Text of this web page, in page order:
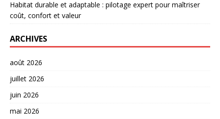
Habitat durable et adaptable : pilotage expert pour maîtriser
coût, confort et valeur
ARCHIVES
août 2026
juillet 2026
juin 2026
mai 2026